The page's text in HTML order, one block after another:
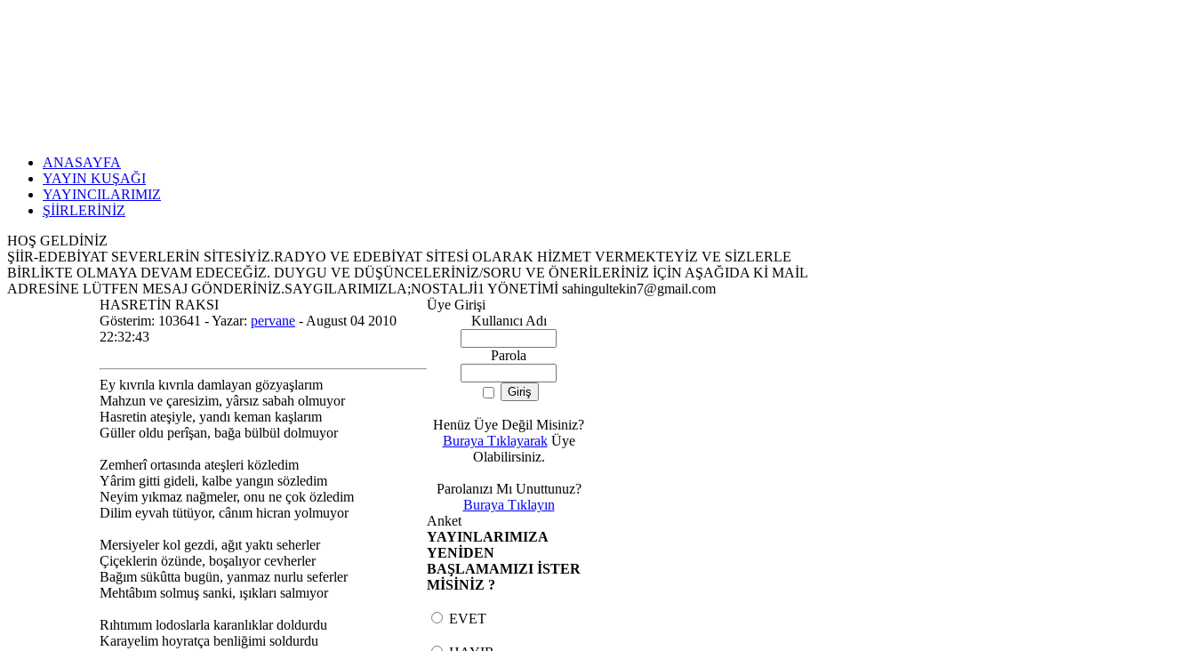
ANASAYFA
YAYIN KUŞAĞI
YAYINCILARIMIZ
ŞİİRLERİNİZ
HOŞ GELDİNİZ
ŞİİR-EDEBİYAT SEVERLERİN SİTESİYİZ.RADYO VE EDEBİYAT SİTESİ OLARAK HİZMET VERMEKTEYİZ VE SİZLERLE
BİRLİKTE OLMAYA DEVAM EDECEĞİZ. DUYGU VE DÜŞÜNCELERİNİZ/SORU VE ÖNERİLERİNİZ İÇİN AŞAĞIDA Kİ MAİL
ADRESİNE LÜTFEN MESAJ GÖNDERİNİZ.SAYGILARIMIZLA;NOSTALJİ1 YÖNETİMİ sahingultekin7@gmail.com
HASRETİN RAKSI
Gösterim: 103641 - Yazar: pervane - August 04 2010
22:32:43
Ey kıvrıla kıvrıla damlayan gözyaşlarım
Mahzun ve çaresizim, yârsız sabah olmuyor
Hasretin ateşiyle, yandı keman kaşlarım
Güller oldu perîşan, bağa bülbül dolmuyor
Zemherî ortasında ateşleri közledim
Yârim gitti gideli, kalbe yangın sözledim
Neyim yıkmaz nağmeler, onu ne çok özledim
Dilim eyvah tütüyor, cânım hicran yolmuyor
Mersiyeler kol gezdi, ağıt yaktı seherler
Çiçeklerin özünde, boşalıyor cevherler
Bağım sükûtta bugün, yanmaz nurlu seferler
Mehtâbım solmuş sanki, ışıkları salmıyor
Rıhtımım lodoslarla karanlıklar doldurdu
Karayelim hoyratça benliğimi soldurdu
Üye Girişi
Kullanıcı Adı
Parola
Henüz Üye Değil Misiniz?
Buraya TıklayarakÜye
Olabilirsiniz.
Parolanızı Mı Unuttunuz?
Buraya Tıklayın
Anket
YAYINLARIMIZA
YENİDEN
BAŞLAMAMIZI İSTER
MİSİNİZ ?
EVET